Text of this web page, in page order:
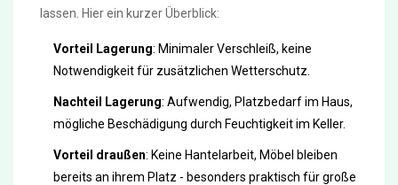
lassen. Hier ein kurzer Überblick:
Vorteil Lagerung: Minimaler Verschleiß, keine
Notwendigkeit für zusätzlichen Wetterschutz.
Nachteil Lagerung: Aufwendig, Platzbedarf im Haus,
mögliche Beschädigung durch Feuchtigkeit im Keller.
Vorteil draußen: Keine Hantelarbeit, Möbel bleiben
bereits an ihrem Platz - besonders praktisch für große